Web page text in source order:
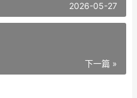
2026-05-27
下一篇 »